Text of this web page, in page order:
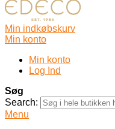
Min indkøbskurv
Min konto
Min konto
Log Ind
Søg
Search:
Menu